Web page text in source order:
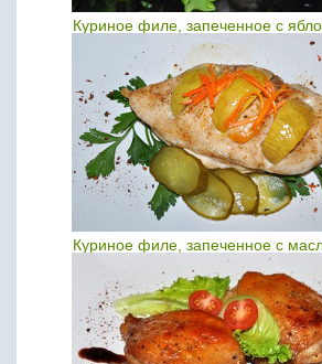
Куриное филе, запеченное с
Куриное филе, запеченное с